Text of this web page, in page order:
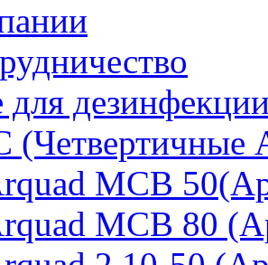
(Четвертичные
MCB
MCB 80